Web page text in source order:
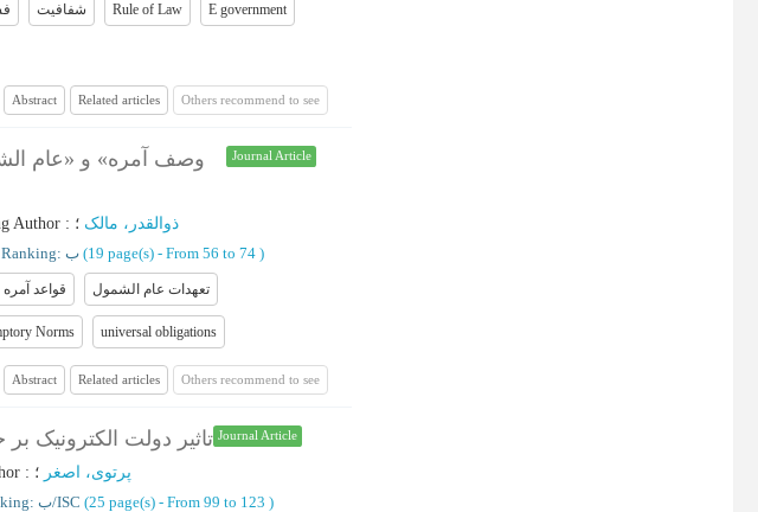
شفافیت Rule of Law E government
Abstract Related articles Others recommend to see
Journal Article
Author : ذوالقدر، مالک ؛
Ranking: ب (‎19 page(s) - From 56 to 74 )
قواعد آمره تعهدات عام الشمول
Norms universal obligations
Abstract Related articles Others recommend to see
تاثیر دولت الکترونیک Journal Article
: پرتوی، اصغر ؛
Ranking: ب/ISC (‎25 page(s) - From 99 to 123 )